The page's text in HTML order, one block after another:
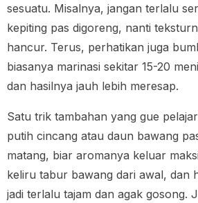
sesuatu. Misalnya, jangan terlalu
kepiting pas digoreng, nanti
hancur. Terus, perhatikan juga
biasanya marinasi sekitar 15-20
dan hasilnya jauh lebih meresap.
Satu trik tambahan yang gue
putih cincang atau daun bawang
matang, biar aromanya keluar
keliru tabur bawang dari awal, dan
jadi terlalu tajam dan agak gosong.